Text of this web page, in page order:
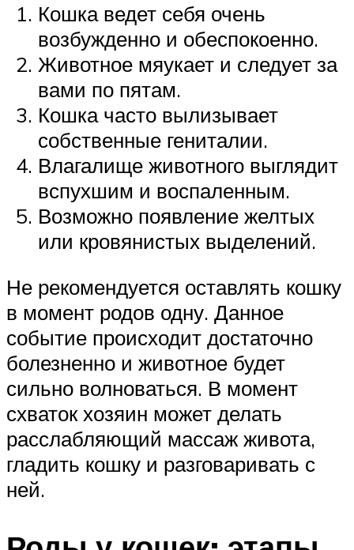
Кошка ведет себя очень
возбужденно и обеспокоенно.
Животное мяукает и следует за
вами по пятам.
Кошка часто вылизывает
собственные гениталии.
Влагалище животного выглядит
вспухшим и воспаленным.
Возможно появление желтых
или кровянистых выделений.
Не рекомендуется оставлять кошку
в момент родов одну. Данное
событие происходит достаточно
болезненно и животное будет
сильно волноваться. В момент
схваток хозяин может делать
расслабляющий массаж живота,
гладить кошку и разговаривать с
ней.